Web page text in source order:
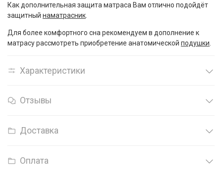
Как дополнительная защита матраса Вам отлично подойдёт
защитный наматрасник
Для более комфортного сна рекомендуем в дополнение к
матрасу рассмотреть приобретение анатомической подушки
Характеристики
Отзывы
Доставка
Оплата